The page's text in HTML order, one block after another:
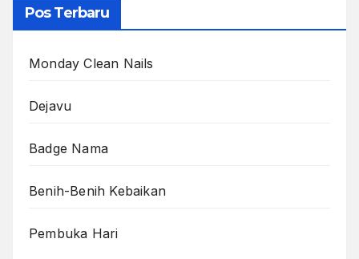
Pos Terbaru
Monday Clean Nails
Dejavu
Badge Nama
Benih-Benih Kebaikan
Pembuka Hari